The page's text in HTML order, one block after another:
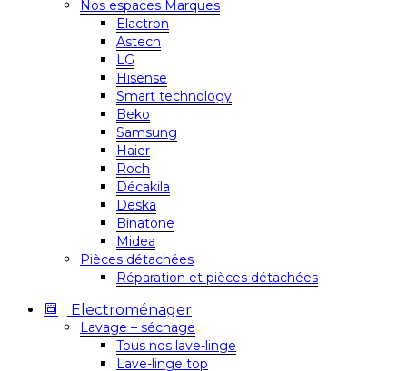
Nos espaces Marques
Elactron
Astech
LG
Hisense
Smart technology
Beko
Samsung
Haier
Roch
Décakila
Deska
Binatone
Midea
Pièces détachées
Réparation et pièces détachées
Electroménager
Lavage – séchage
Tous nos lave-linge
Lave-linge top